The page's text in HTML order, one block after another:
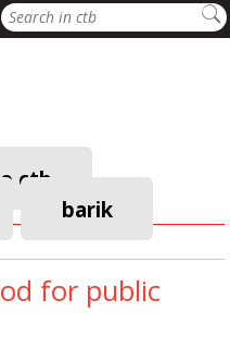
Search
ctb
barik
for public